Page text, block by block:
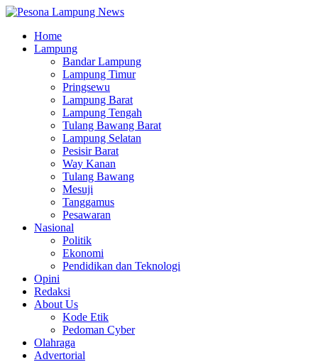
Home
Lampung
Bandar Lampung
Lampung Timur
Pringsewu
Lampung Barat
Lampung Tengah
Tulang Bawang Barat
Lampung Selatan
Pesisir Barat
Way Kanan
Tulang Bawang
Mesuji
Tanggamus
Pesawaran
Nasional
Politik
Ekonomi
Pendidikan dan Teknologi
Opini
Redaksi
About Us
Kode Etik
Pedoman Cyber
Olahraga
Advertorial